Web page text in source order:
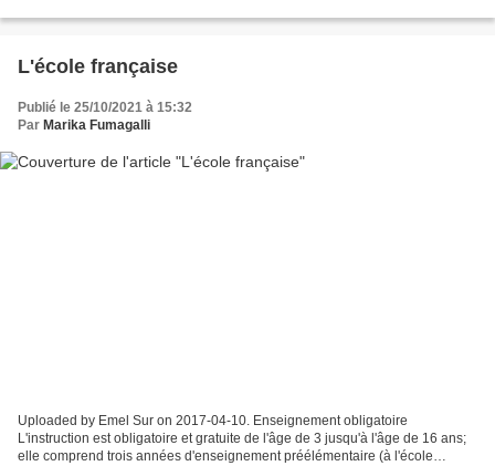
L'école française
Publié le 25/10/2021 à 15:32
Par Marika Fumagalli
Uploaded by Emel Sur on 2017-04-10. Enseignement obligatoire
L'instruction est obligatoire et gratuite de l'âge de 3 jusqu'à l'âge de 16 ans;
elle comprend trois années d'enseignement préélémentaire (à l'école